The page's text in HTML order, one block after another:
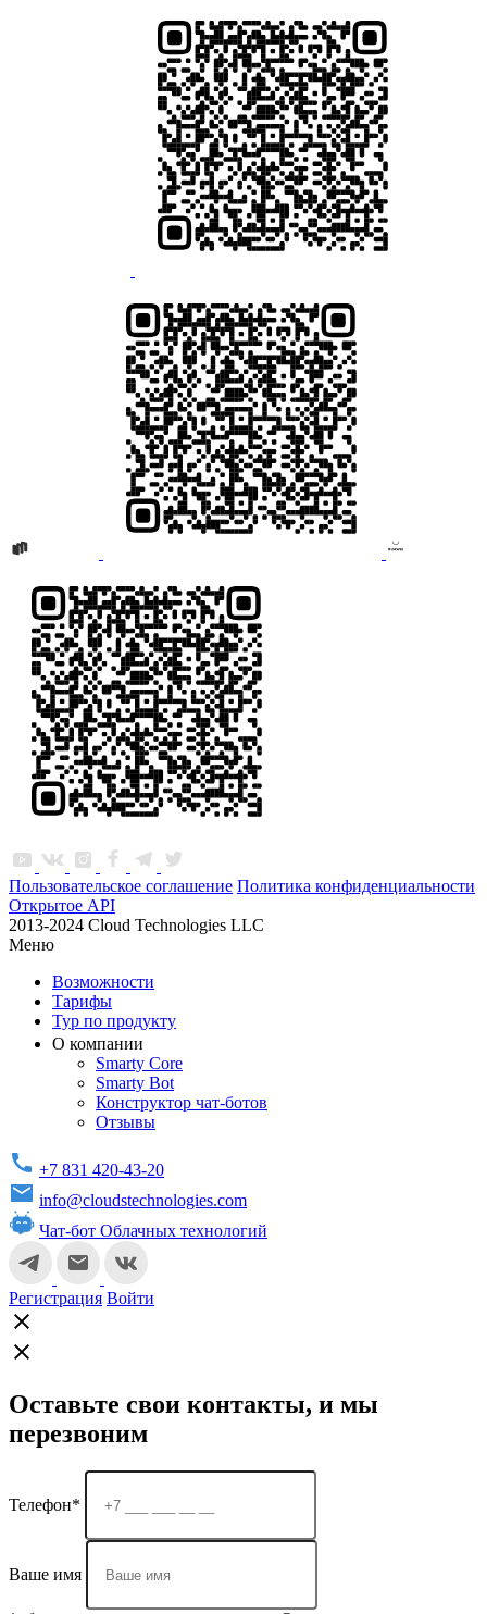
Пользовательское соглашение Политика конфиденциальности
Открытое API
2013-2024 Cloud Technologies LLC
Меню
Возможности
Тарифы
Тур по продукту
О компании
Smarty Core
Smarty Bot
Конструктор чат-ботов
Отзывы
+7 831 420-43-20
info@cloudstechnologies.com
Чат-бот Облачных технологий
Регистрация Войти
Оставьте свои контакты, и мы
перезвоним
Телефон*
Ваше имя